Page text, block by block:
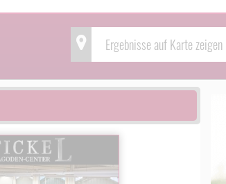
Ergebnisse auf Karte zeigen